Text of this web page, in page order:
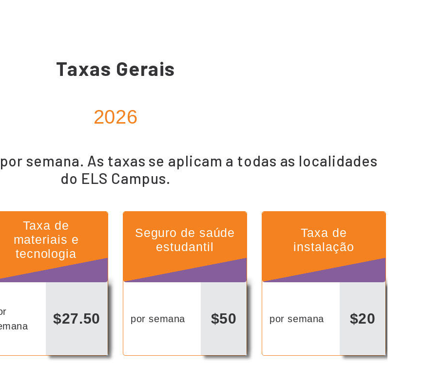
Taxas Gerais
2026
semana. As taxas se aplicam a todas as localidades
do ELS Campus.
Taxa de
materiais e
tecnologia
$27.50
Seguro de saúde
estudantil
por semana $50
Taxa de
instalação
por semana $20